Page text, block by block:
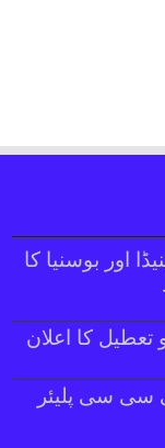
کپ 2026:کینیڈا اور بوسنیا کا
آئی سی سی پلیئر